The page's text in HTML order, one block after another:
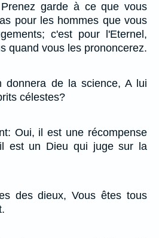
garde à ce que vous
pour les hommes que vous
c'est pour l'Eternel,
quand vous les prononcerez.
donnera de la science, A lui
célestes?
Oui, il est une récompense
est un Dieu qui juge sur la
des dieux, Vous êtes tous